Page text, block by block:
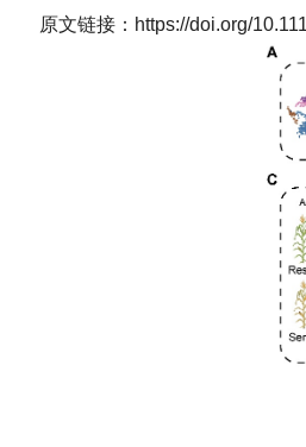
原文链接：https://doi.org/